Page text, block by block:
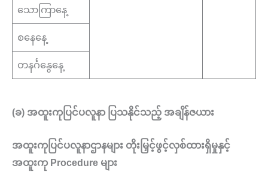
သောကြာနေ့
စနေနေ့
တနင်္ဂနွေနေ့
(ခ) အထူးကုပြင်ပလူနာ ပြသနိုင်သည့် အချိန်ဇယား
အထူးကုပြင်ပလူနာဌာနများ တိုးမြှင့်ဖွင့်လှစ်ထားရှိမှုနှင့်
အထူးကု Procedure များ